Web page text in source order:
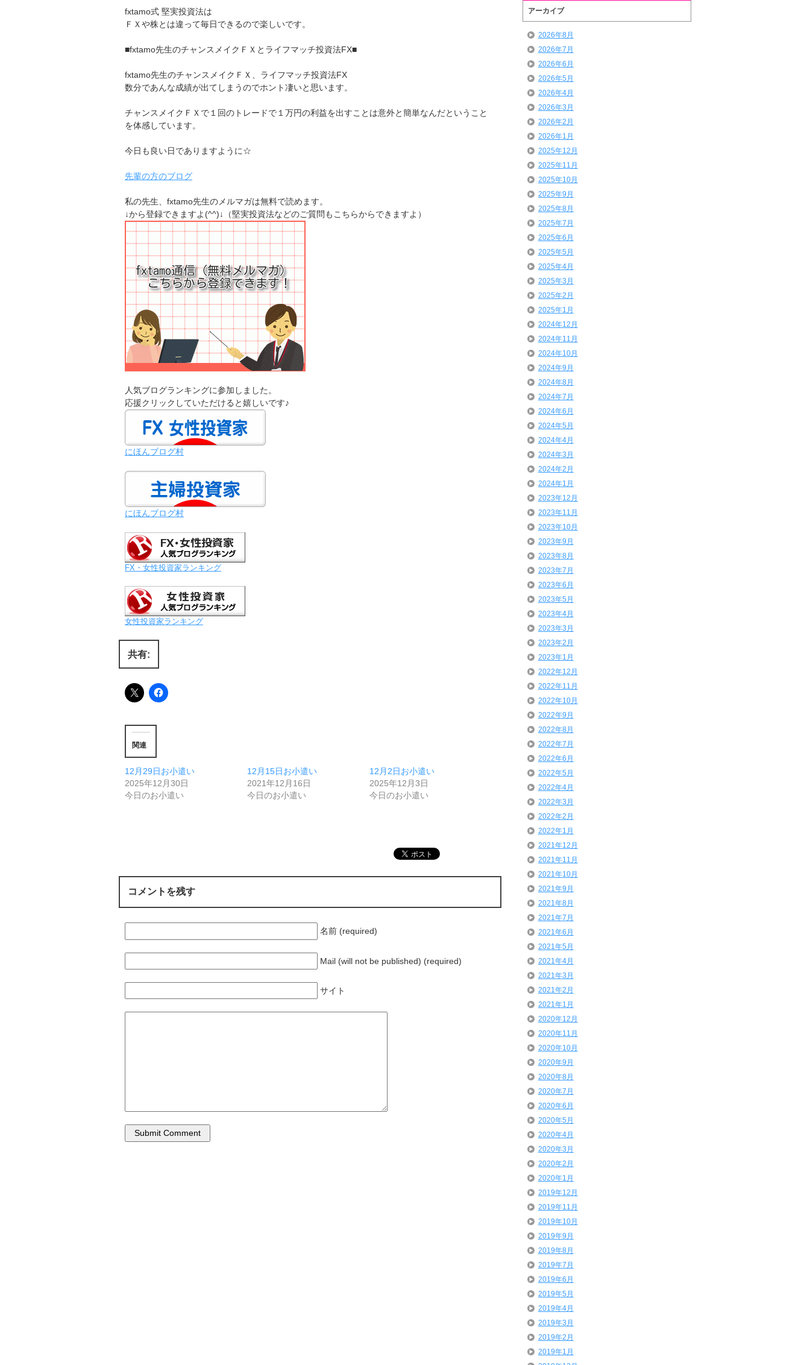
fxtamo式 堅実投資法は
ＦＸや株とは違って毎日できるので楽しいです。
■fxtamo先生のチャンスメイクＦＸとライフマッチ投資法FX■
fxtamo先生のチャンスメイクＦＸ、ライフマッチ投資法FX
数分であんな成績が出てしまうのでホント凄いと思います。
チャンスメイクＦＸで１回のトレードで１万円の利益を出すことは意外と簡単なんだということ
を体感しています。
今日も良い日でありますように☆
先輩の方のブログ
私の先生、fxtamo先生のメルマガは無料で読めます。
↓から登録できますよ(^^)↓（堅実投資法などのご質問もこちらからできますよ）
人気ブログランキングに参加しました。
応援クリックしていただけると嬉しいです♪
にほんブログ村
にほんブログ村
FX・女性投資家ランキング
女性投資家ランキング
共有:
関連
12月29日お小遣い
2025年12月30日
今日のお小遣い
12月15日お小遣い
2021年12月16日
今日のお小遣い
12月2日お小遣い
2025年12月3日
今日のお小遣い
コメントを残す
名前 (required)
Mail (will not be published) (required)
サイト
アーカイブ
2026年8月
2026年7月
2026年6月
2026年5月
2026年4月
2026年3月
2026年2月
2026年1月
2025年12月
2025年11月
2025年10月
2025年9月
2025年8月
2025年7月
2025年6月
2025年5月
2025年4月
2025年3月
2025年2月
2025年1月
2024年12月
2024年11月
2024年10月
2024年9月
2024年8月
2024年7月
2024年6月
2024年5月
2024年4月
2024年3月
2024年2月
2024年1月
2023年12月
2023年11月
2023年10月
2023年9月
2023年8月
2023年7月
2023年6月
2023年5月
2023年4月
2023年3月
2023年2月
2023年1月
2022年12月
2022年11月
2022年10月
2022年9月
2022年8月
2022年7月
2022年6月
2022年5月
2022年4月
2022年3月
2022年2月
2022年1月
2021年12月
2021年11月
2021年10月
2021年9月
2021年8月
2021年7月
2021年6月
2021年5月
2021年4月
2021年3月
2021年2月
2021年1月
2020年12月
2020年11月
2020年10月
2020年9月
2020年8月
2020年7月
2020年6月
2020年5月
2020年4月
2020年3月
2020年2月
2020年1月
2019年12月
2019年11月
2019年10月
2019年9月
2019年8月
2019年7月
2019年6月
2019年5月
2019年4月
2019年3月
2019年2月
2019年1月